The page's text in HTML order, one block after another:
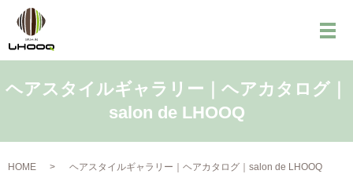
メ
ヘアスタイルギャラリー｜ヘアカタログ｜
salon de LHOOQ
HOME ヘアスタイルギャラリー｜ヘアカタログ｜salon de LHOOQ